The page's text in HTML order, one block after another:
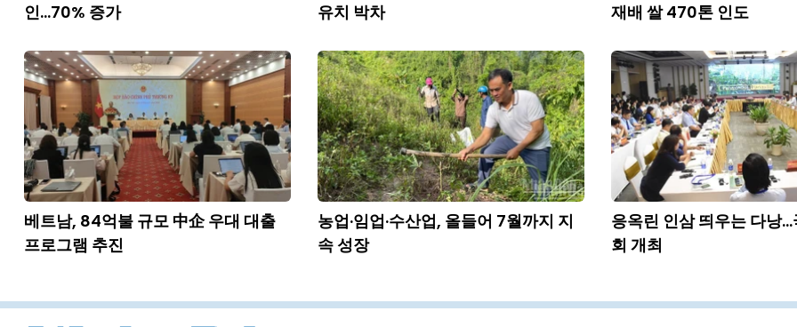
인...70% 증가
유치 박차
재배 쌀 470톤 인도
베트남, 84억불 규모 中企 우대 대출
프로그램 추진
농업·임업·수산업, 올들어 7월까지 지
속 성장
응옥린 인삼 띄우는 다낭
회 개최